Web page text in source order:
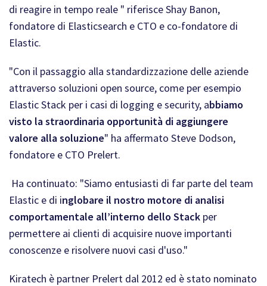
di reagire in tempo reale " riferisce Shay Banon,
fondatore di Elasticsearch e CTO e co-fondatore di
Elastic.
"Con il passaggio alla standardizzazione delle aziende
attraverso soluzioni open source, come per esempio
Elastic Stack per i casi di logging e security, abbiamo
visto la straordinaria opportunità di aggiungere
valore alla soluzione" ha affermato Steve Dodson,
fondatore e CTO Prelert.
Ha continuato: "Siamo entusiasti di far parte del team
Elastic e di inglobare il nostro motore di analisi
comportamentale all’interno dello Stack per
permettere ai clienti di acquisire nuove importanti
conoscenze e risolvere nuovi casi d'uso."
Kiratech è partner Prelert dal 2012 ed è stato nominato